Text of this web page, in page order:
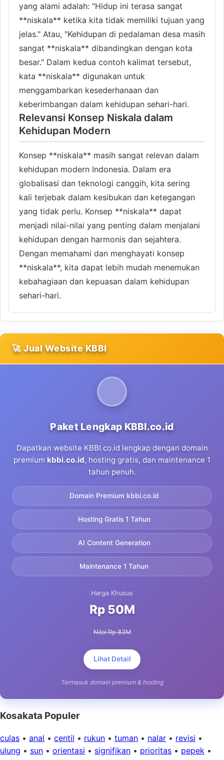
yang alami adalah: "Hidup ini terasa sangat
**niskala** ketika kita tidak memiliki tujuan yang
jelas." Atau, "Kehidupan di pedalaman desa masih
sangat **niskala** dibandingkan dengan kota
besar." Dalam kedua contoh kalimat tersebut,
kata **niskala** digunakan untuk
menggambarkan kesederhanaan dan
keberimbangan dalam kehidupan sehari-hari.
Relevansi Konsep Niskala dalam
Kehidupan Modern
Konsep **niskala** masih sangat relevan dalam
kehidupan modern Indonesia. Dalam era
globalisasi dan teknologi canggih, kita sering
kali terjebak dalam kesibukan dan ketegangan
yang tidak perlu. Konsep **niskala** dapat
menjadi nilai-nilai yang penting dalam menjalani
kehidupan dengan harmonis dan sejahtera.
Dengan memahami dan menghayati konsep
**niskala**, kita dapat lebih mudah menemukan
kebahagiaan dan kepuasan dalam kehidupan
sehari-hari.
🚀 Jual Website KBBI
Paket Lengkap KBBI.co.id
Dapatkan website KBBI.co.id lengkap dengan domain
premium kbbi.co.id, hosting gratis, dan maintenance 1
tahun penuh.
Domain Premium kbbi.co.id
Hosting Gratis 1 Tahun
AI Content Generation
Maintenance 1 Tahun
Harga Khusus
Rp 50M
Nilai Rp 83M
Lihat Detail
Termasuk domain premium & hosting
Kosakata Populer
culas • anal • centil • rukun • tuman • nalar • revisi •
ulung • sun • orientasi • signifikan • prioritas • pepek •